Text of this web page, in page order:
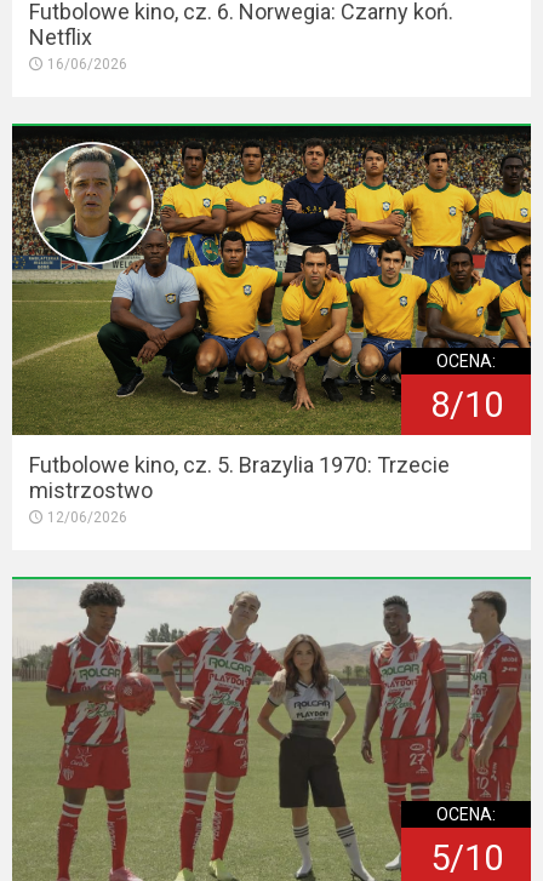
Futbolowe kino, cz. 6. Norwegia: Czarny koń.
Netflix
16/06/2026
OCENA:
8/10
Futbolowe kino, cz. 5. Brazylia 1970: Trzecie
mistrzostwo
12/06/2026
OCENA:
5/10